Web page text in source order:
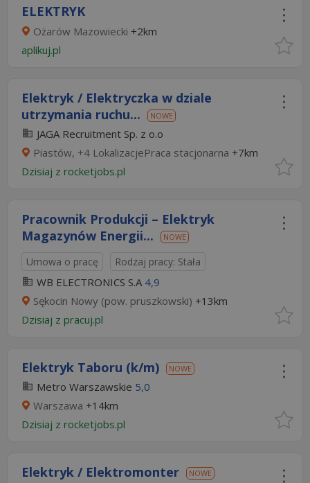
ELEKTRYK
Ożarów Mazowiecki +2km
aplikuj.pl
Elektryk / Elektryczka w dziale
utrzymania ruchu...
NOWE
JAGA Recruitment Sp. z o.o
Piastów, +4 LokalizacjePraca stacjonarna +7km
Dzisiaj z rocketjobs.pl
Pracownik Produkcji – Elektryk
Magazynów Energii...
NOWE
Umowa o pracę Rodzaj pracy: Stała
WB ELECTRONICS S.A 4,9
Sękocin Nowy (pow. pruszkowski) +13km
Dzisiaj z pracuj.pl
Elektryk Taboru (k/m) NOWE
Metro Warszawskie 5,0
Warszawa +14km
Dzisiaj z rocketjobs.pl
Elektryk / Elektromonter NOWE